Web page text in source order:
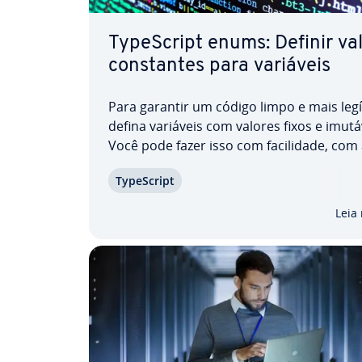
Ty­peS­cript enums: Definir
cons­tan­tes para variáveis
Para garantir um código limpo e mais
defina variáveis com valores fixos e
Você pode fazer isso com fa­ci­li­dade, com
ca­mos como essa classe especial funciona
Ty­peS­cript
Leia